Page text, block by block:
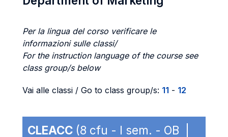
Per la lingua del corso verificare le
informazioni sulle classi/
For the instruction language of the course see
class group/s below
Vai alle classi / Go to class group/s: 11 - 12
CLEACC (8 cfu - I sem. - OB |